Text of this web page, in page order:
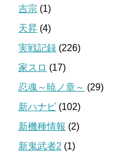
吉宗 (1)
天昇 (4)
実戦記録 (226)
家スロ (17)
忍魂～暁ノ章～ (29)
新ハナビ (102)
新機種情報 (2)
新鬼武者2 (1)